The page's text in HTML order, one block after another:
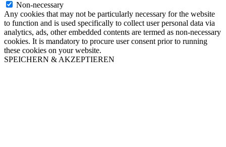
Non-necessary
Any cookies that may not be particularly necessary for the website
to function and is used specifically to collect user personal data via
analytics, ads, other embedded contents are termed as non-necessary
cookies. It is mandatory to procure user consent prior to running
these cookies on your website.
SPEICHERN & AKZEPTIEREN